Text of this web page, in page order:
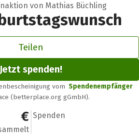
von Mathias Büchling
Teilen
Jetzt spenden!
vom Spendenempfänger
(betterplace.org gGmbH).
215 €
9
Spenden